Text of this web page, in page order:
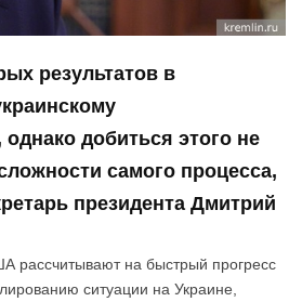
результатов в
добиться этого не
самого процесса,
президента Дмитрий
рассчитывают на быстрый прогресс
ситуации на Украине,